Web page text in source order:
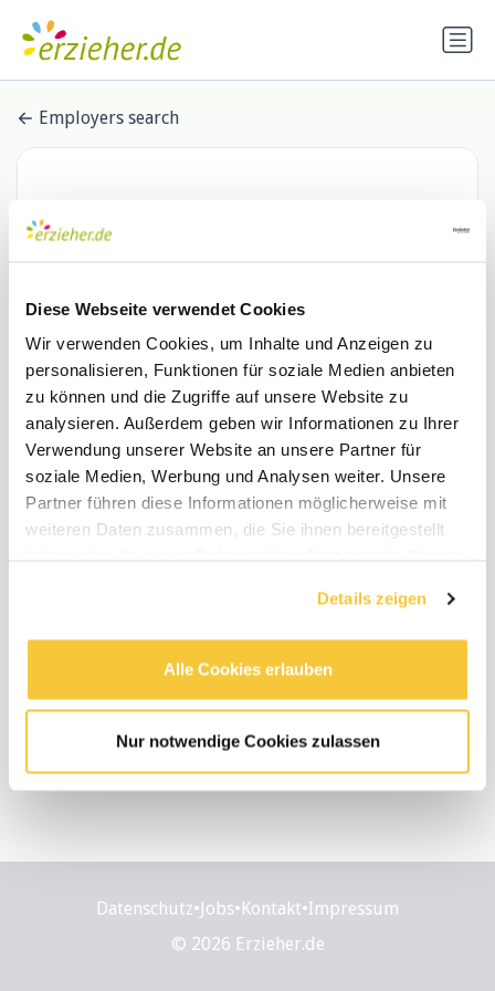
Diese Webseite verwendet Cookies
Wir verwenden Cookies, um Inhalte und Anzeigen zu
personalisieren, Funktionen für soziale Medien anbieten
zu können und die Zugriffe auf unsere Website zu
analysieren. Außerdem geben wir Informationen zu Ihrer
Verwendung unserer Website an unsere Partner für
soziale Medien, Werbung und Analysen weiter. Unsere
Partner führen diese Informationen möglicherweise mit
weiteren Daten zusammen, die Sie ihnen bereitgestellt
Details zeigen
Alle Cookies erlauben
Nur notwendige Cookies zulassen
Employers search
Melanchthon-Verein für Kinder-
und Jugendhilfe e.V.
0 Stellenangebote
Datenschutz•Jobs•Kontakt•Impressum
© 2026 Erzieher.de